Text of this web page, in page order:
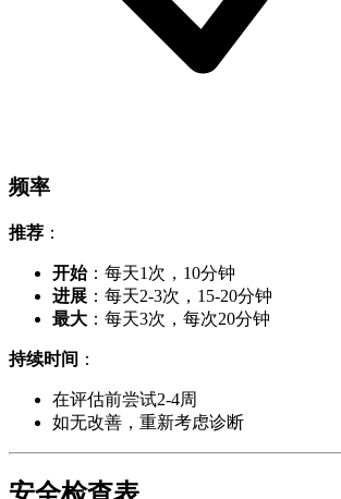
频率
推荐 ：
开始：每天1次，10分钟
进展 ：每天2-3次，15-20分钟
最大 ：每天3次，每次20分钟
持续时间 ：
在评估前尝试2-4周
如无改善，重新考虑诊断
安全检查表